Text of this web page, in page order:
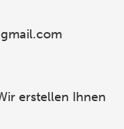
erstellen Ihnen